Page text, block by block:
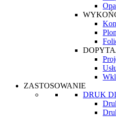
ZASTOSOWANIE
DRUK